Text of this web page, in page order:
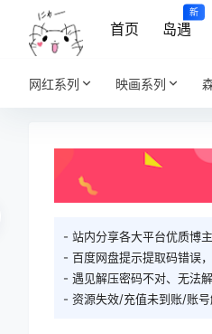
首页 岛遇
新
网红系列 映画系列
- 站内分享各大平台优质博
- 百度网盘提示提取码错误
- 遇见解压密码不对、无法
- 资源失效/充值未到账/账